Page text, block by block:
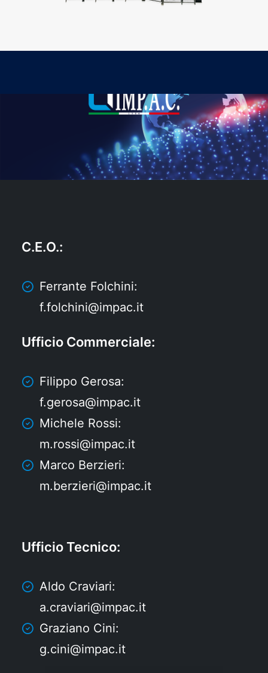
C.E.O.:
Ferrante Folchini:
f.folchini@impac.it
Ufficio Commerciale:
Filippo Gerosa:
f.gerosa@impac.it
Michele Rossi:
m.rossi@impac.it
Marco Berzieri:
m.berzieri@impac.it
Ufficio Tecnico:
Aldo Craviari:
a.craviari@impac.it
Graziano Cini:
g.cini@impac.it